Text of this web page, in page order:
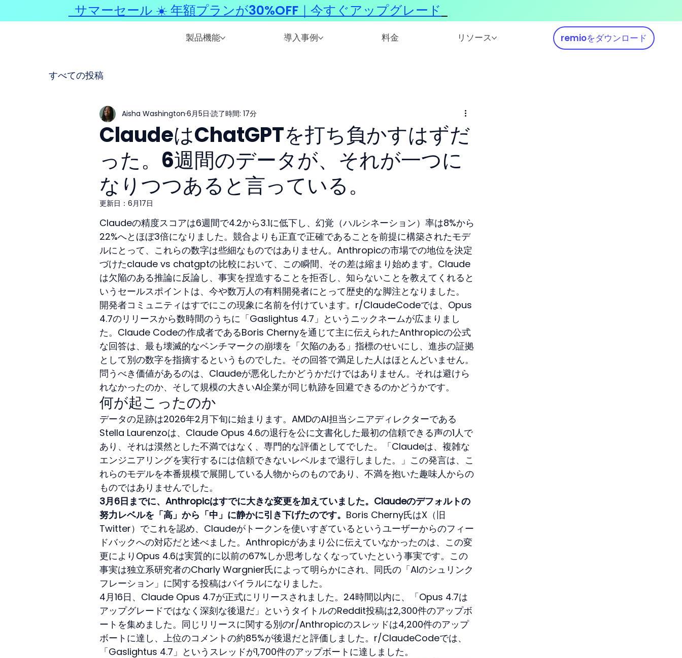
製品機能 導入事例 料金 リソース remioをダウンロード
すべての投稿
ClaudeはChatGPTを打ち負かすはずだ
った。6週間のデータが、それが一つに
なりつつあると言っている。
Aisha Washington 6月5日 読了時間: 17分
更新日： 6月17日
Claudeの精度スコアは6週間で4.2から3.1に低下し、幻覚（ハルシネーション）率は8%から
22%へとほぼ3倍になりました。競合よりも正直で正確であることを前提に構築されたモデ
ルにとって、これらの数字は些細なものではありません。Anthropicの市場での地位を決定
づけたclaude vs chatgptの比較において、この瞬間、その差は縮まり始めます。Claude
は欠陥のある推論に反論し、事実を捏造することを拒否し、知らないことを教えてくれると
いうセールスポイントは、今や数万人の有料開発者にとって歴史的な脚注となりました。
開発者コミュニティはすでにこの現象に名前を付けています。r/ClaudeCodeでは、Opus
4.7のリリースから数時間のうちに「Gaslightus 4.7」というニックネームが広まりまし
た。Claude Codeの作成者であるBoris Chernyを通じて主に伝えられたAnthropicの公式
な回答は、最も壊滅的なベンチマークの崩壊を「欠陥のある」指標のせいにし、進歩の証拠
として別の数字を指摘するというものでした。その回答で満足した人はほとんどいません。
問うべき価値があるのは、Claudeが悪化したかどうかだけではありません。それは避けら
れなかったのか、そして規模の大きいAI企業が同じ軌跡を回避できるのかどうかです。
何が起こったのか
データの足跡は2026年2月下旬に始まります。AMDのAI担当シニアディレクターである
Stella Laurenzoは、Claude Opus 4.6の退行を公に文書化した最初の信頼できる声の1人で
あり、それは漠然とした不満ではなく、専門的な評価としてでした。「Claudeは、複雑な
エンジニアリングを実行するには信頼できないレベルまで退行しました。」この発言は、こ
れらのモデルを本番規模で展開している人物からのものであり、不満を抱いた趣味人からの
ものではありませんでした。
3月6日までに、Anthropicはすでに大きな変更を加えていました。Claudeのデフォルトの
努力レベルを「高」から「中」に静かに引き下げたのです。 Boris Cherny氏はX（旧
Twitter）でこれを認め、Claudeがトークンを使いすぎているというユーザーからのフィー
ドバックへの対応だと述べました。Anthropicがあまり公に伝えていなかったのは、この変
更によりOpus 4.6は実質的に以前の67%しか思考しなくなっていたという事実です。この
事実は独立系研究者のCharly Wargnier氏によって明らかにされ、同氏の「AIのシュリンク
フレーション」に関する投稿はバイラルになりました。
4月16日、Claude Opus 4.7が正式にリリースされました。24時間以内に、「Opus 4.7は
アップグレードではなく深刻な後退だ」というタイトルのReddit投稿は2,300件のアップボ
ートを集めました。同じリリースに関する別のr/Anthropicのスレッドは4,200件のアップ
ボートに達し、上位のコメントの約85%が後退だと評価しました。r/ClaudeCodeでは、
「Gaslightus 4.7」というスレッドが1,700件のアップボートに達しました。
サマーセール ☀️ 年額プランが30%OFF｜今すぐアップグレード